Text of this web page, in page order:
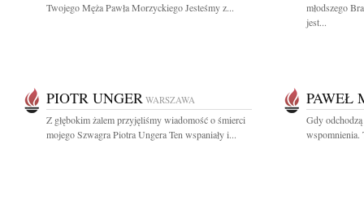
Twojego Męża Pawła Morzyckiego Jesteśmy z...
młodszego
jest...
PIOTR UNGER WARSZAWA
Z głębokim żalem przyjęliśmy wiadomość o śmierci
mojego Szwagra Piotra Ungera Ten wspaniały i...
PAWEŁ
Gdy
wspomnienia.